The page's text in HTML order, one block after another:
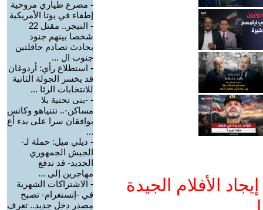
الأفلام الجيدة
- مصرع طياري مروحية
إطفاء في يوتا الأمريكية
-
النيجر.. مقتل 22
شخصا بينهم جنود
بحادث تصادم حافلتين
جنوب ال ...
- استطلاع رأي: أردوغان
قد يخسر الجولة الثانية
للانتخابات الرئا ...
- -بنى تحتية بلا
مساكن-.. نتنياهو وكاتس
يوافقان سرا على بدء أع
...
- ديلي ميل: حملة لـ-
الجيش الجمهوري
الجديد- قد تدفع
مهاجرين إلى ...
- الاشتراكات الشهرية
في -إنستغرام- تصبح
مصدر دخل جديد.. تعرف